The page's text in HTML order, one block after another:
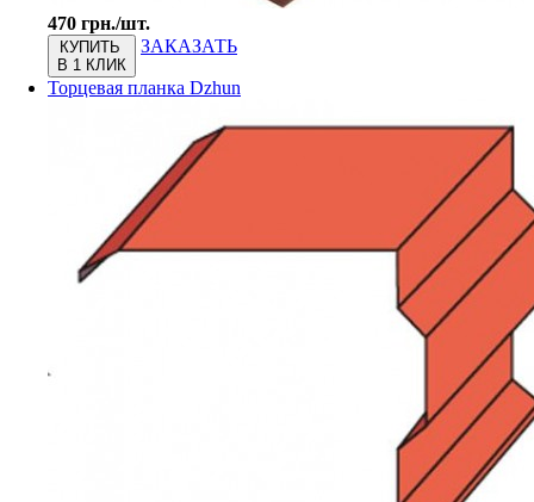
470 грн./шт.
КУПИТЬ
В 1 КЛИК
ЗАКАЗАТЬ
Торцевая планка Dzhun